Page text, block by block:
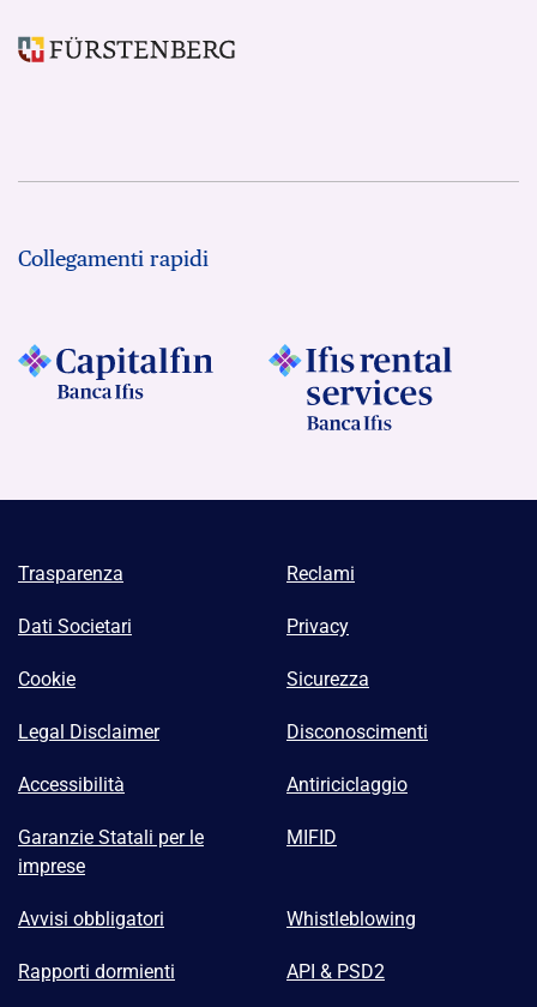
Collegamenti rapidi
Trasparenza Reclami
Dati Societari Privacy
Cookie Sicurezza
Legal Disclaimer Disconoscimenti
Accessibilità Antiriciclaggio
Garanzie Statali per le
imprese
MIFID
Avvisi obbligatori Whistleblowing
Rapporti dormienti API & PSD2